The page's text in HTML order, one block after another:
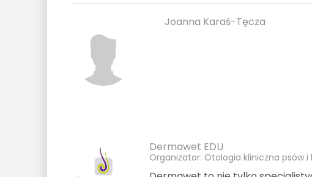
Joanna Karaś-Tęcza
Dermawet EDU
Organizator: Otologia kliniczna psów i